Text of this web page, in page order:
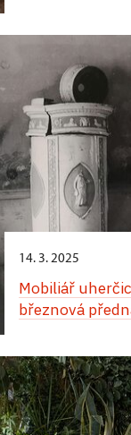
14. 3. 2025
Mobiliář
březnová